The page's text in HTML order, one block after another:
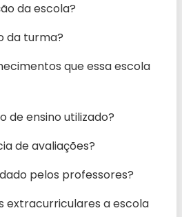
da escola?
da turma?
que essa escola
de ensino utilizado?
de avaliações?
pelos professores?
extracurriculares a escola